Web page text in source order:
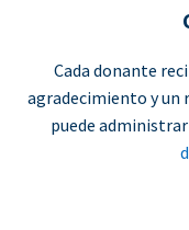
Cada donante
agradecimiento y un
puede